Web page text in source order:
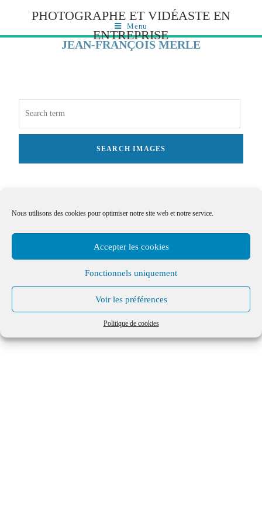
Nous utilisons des cookies pour optimiser notre site web et notre service.
Accepter les cookies
Fonctionnels uniquement
Voir les préférences
Politique de cookies
PHOTOGRAPHE ET VIDÉASTE EN
ENTREPRISE
JEAN-FRANÇOIS MERLE
Menu
©Jean-François Merle 2021